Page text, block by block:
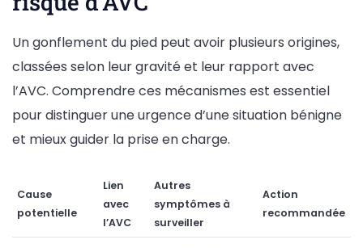
Un gonflement du pied peut avoir plusieurs origines,
classées selon leur gravité et leur rapport avec
l’AVC. Comprendre ces mécanismes est essentiel
pour distinguer une urgence d’une situation bénigne
et mieux guider la prise en charge.
Cause
potentielle
Lien
avec
l’AVC
Autres
symptômes à
surveiller
Action
recommandée